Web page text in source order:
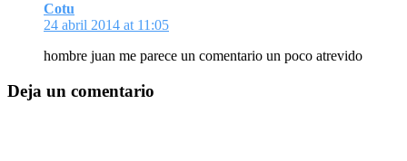
Cotu
24 abril 2014 at 11:05
hombre juan me parece un comentario un poco atrevido
Deja un comentario